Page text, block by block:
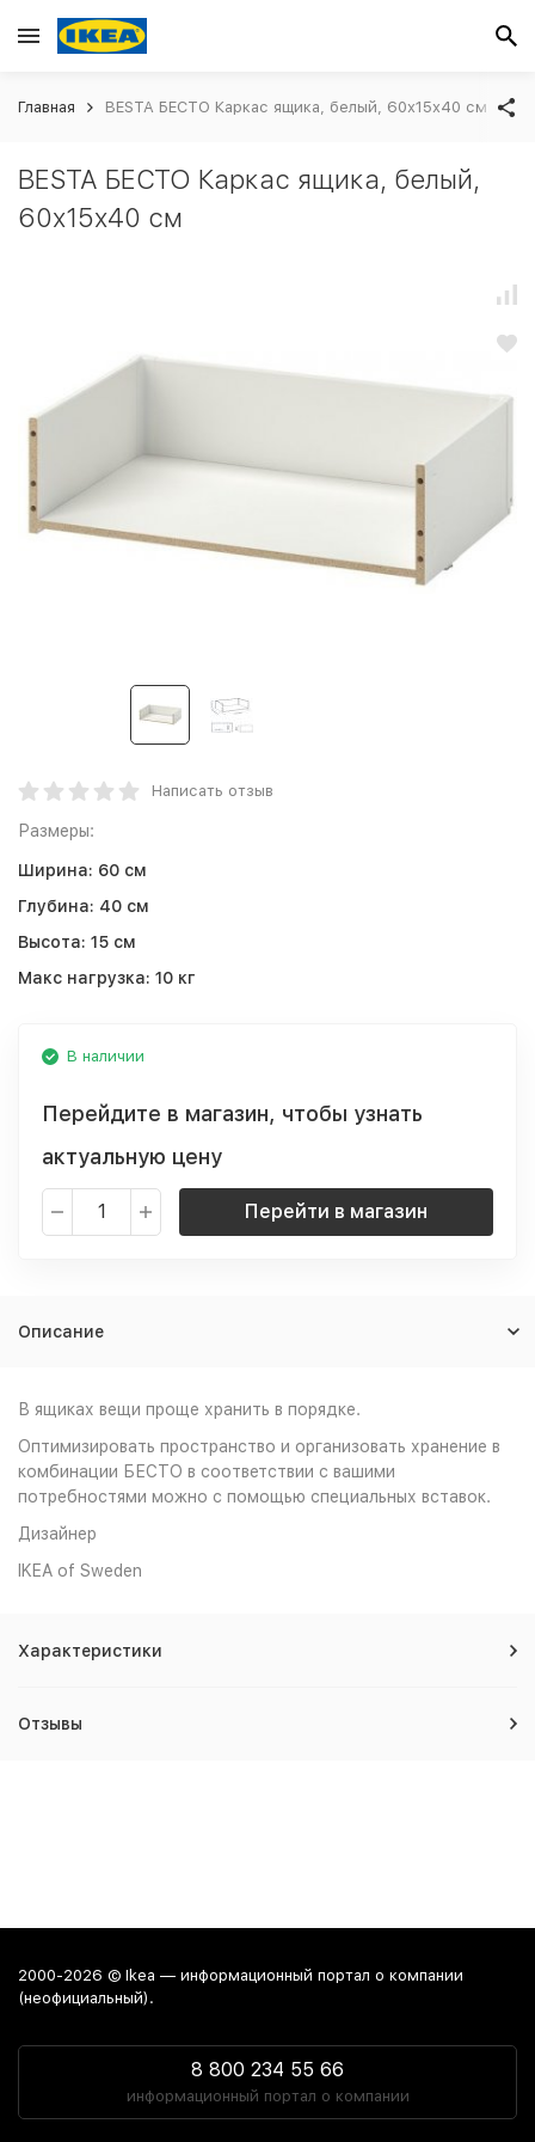
Главная BESTA БЕСТО Каркас ящика, белый, 60x15x40 см
BESTA БЕСТО Каркас ящика, белый,
60x15x40 см
Написать отзыв
Размеры:
Ширина: 60 см
Глубина: 40 см
Высота: 15 см
Макс нагрузка: 10 кг
В наличии
Перейдите в магазин, чтобы узнать
актуальную цену
Перейти в магазин
Описание
В ящиках вещи проще хранить в порядке.
Оптимизировать пространство и организовать хранение в
комбинации БЕСТО в соответствии с вашими
потребностями можно с помощью специальных вставок.
Дизайнер
IKEA of Sweden
Характеристики
Отзывы
2000-2026 © Ikea — информационный портал о компании
(неофициальный).
8 800 234 55 66
информационный портал о компании